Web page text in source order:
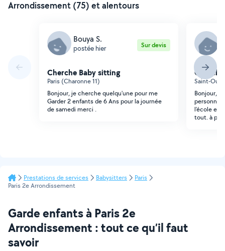
Arrondissement (75) et alentours
Bouya S.
postée hier Sur devis
Cherche Baby sitting
Paris (Charonne 11)
Bonjour, je cherche quelqu'une pour me
Garder 2 enfants de 6 Ans pour la journée
de samedi merci .
Saint-
Bonjour,
personne
l'école et
tout. à
Prestations de services Babysitters
Paris
Paris 2e Arrondissement
Garde enfants à Paris 2e
Arrondissement : tout ce qu’il faut
savoir